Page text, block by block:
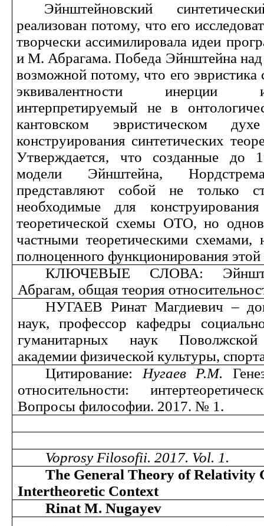
Эйнштейновский
реализован потому, что его
творчески ассимилировала идеи
и М. Абрагама. Победа Эйнштейна над
возможной потому, что его эвристика
эквивалентности инерции
интерпретируемый не в
кантовском эвристическом
конструирования синтетических
Утверждается, что созданные до
модели Эйнштейна,
представляют собой не только
необходимые для
теоретической схемы ОТО, но
частными теоретическими схемами,
полноценного функционирования этой
КЛЮЧЕВЫЕ СЛОВА:
Абрагам, общая теория
НУГАЕВ Ринат Магдиевич –
наук, профессор кафедры
гуманитарных наук Поволжской
академии физической культуры,
Цитирование:Нугаев Р.М.
относительности:
Вопросы философии. 2017. № 1.
Voprosy Filosofii. 2017. Vol. 1.
The General Theory of Relativity
Intertheoretic Context
Rinat M. Nugayev